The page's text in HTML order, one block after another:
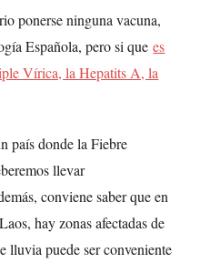
ponerse ninguna vacuna,
Española, pero si quees
Vírica, la Hepatits A, la
país donde la Fiebre
llevar
conviene saber que en
hay zonas afectadas de
lluvia puede ser conveniente